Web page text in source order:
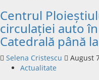
Centrul
circulației auto
Catedrală până
Selena Cristescu
August
Actualitate